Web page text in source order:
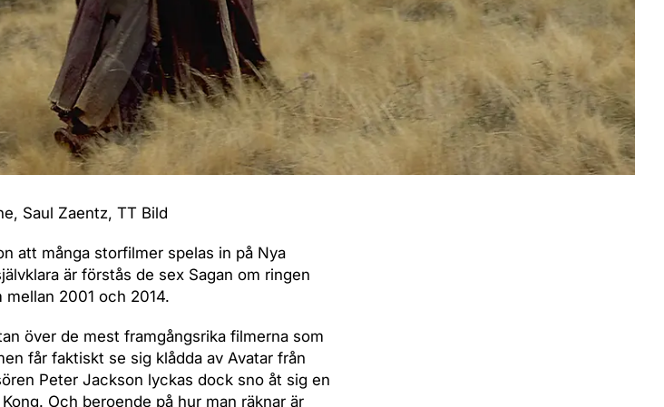
Saul Zaentz, TT Bild
att många storfilmer spelas in på Nya
är förstås de sex Sagan om ringen
2001 och 2014.
över de mest framgångsrika filmerna som
får faktiskt se sig klådda av Avatar från
Peter Jackson lyckas dock sno åt sig en
Och beroende på hur man räknar är